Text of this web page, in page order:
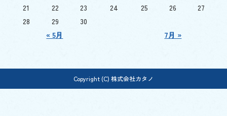
« 5月 7月 »
21
22 23 24 25 26
27
28
29 30
Copyright (C) 株式会社カタノ